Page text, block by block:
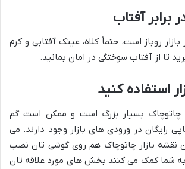
روباز است، حتماً کلاه، عینک آفتابی و کرم
تا از آفتاب سوختگی در امان بمانید.
چاتوچاک بسیار بزرگ است و ممکن است گم
رایگان در ورودی های بازار وجود دارند. می
نقشه بازار چاتوچاک هم روی گوشی تان نصب
شما کمک می کنند بخش های مورد علاقه تان